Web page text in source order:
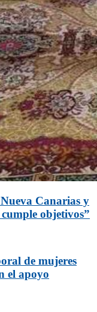
Canarias y
objetivos”
de mujeres
el apoyo